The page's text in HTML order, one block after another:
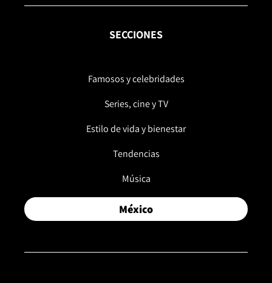
SECCIONES
Famosos y celebridades
Series, cine y TV
Estilo de vida y bienestar
Tendencias
Música
México